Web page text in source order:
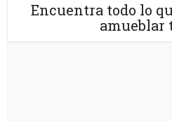
Encuentra todo lo
amueblar